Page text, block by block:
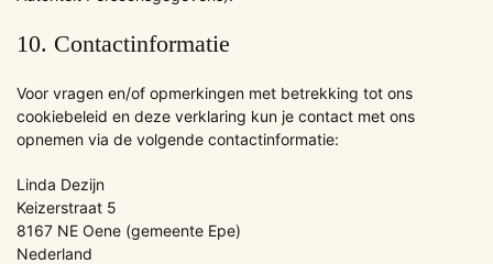
10. Contactinformatie
Voor vragen en/of opmerkingen met betrekking tot ons
cookiebeleid en deze verklaring kun je contact met ons
opnemen via de volgende contactinformatie:
Linda Dezijn
Keizerstraat 5
8167 NE Oene (gemeente Epe)
Nederland